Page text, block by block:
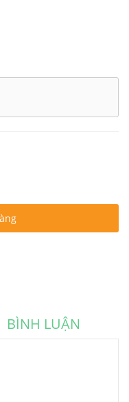
BÌNH LUẬN